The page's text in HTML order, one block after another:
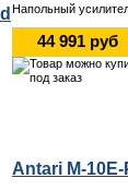
Напольный
44 991 руб
Antari M-